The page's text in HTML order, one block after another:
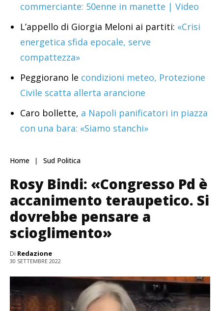
commerciante: 50enne in manette | Video
L’appello di Giorgia Meloni ai partiti: «Crisi
energetica sfida epocale, serve
compattezza»
Peggiorano le condizioni meteo, Protezione
Civile scatta allerta arancione
Caro bollette, a Napoli panificatori in piazza
con una bara: «Siamo stanchi»
Home Sud Politica
Rosy Bindi: «Congresso Pd è
accanimento teraupetico. Si
dovrebbe pensare a
scioglimento»
Di Redazione
30 SETTEMBRE 2022